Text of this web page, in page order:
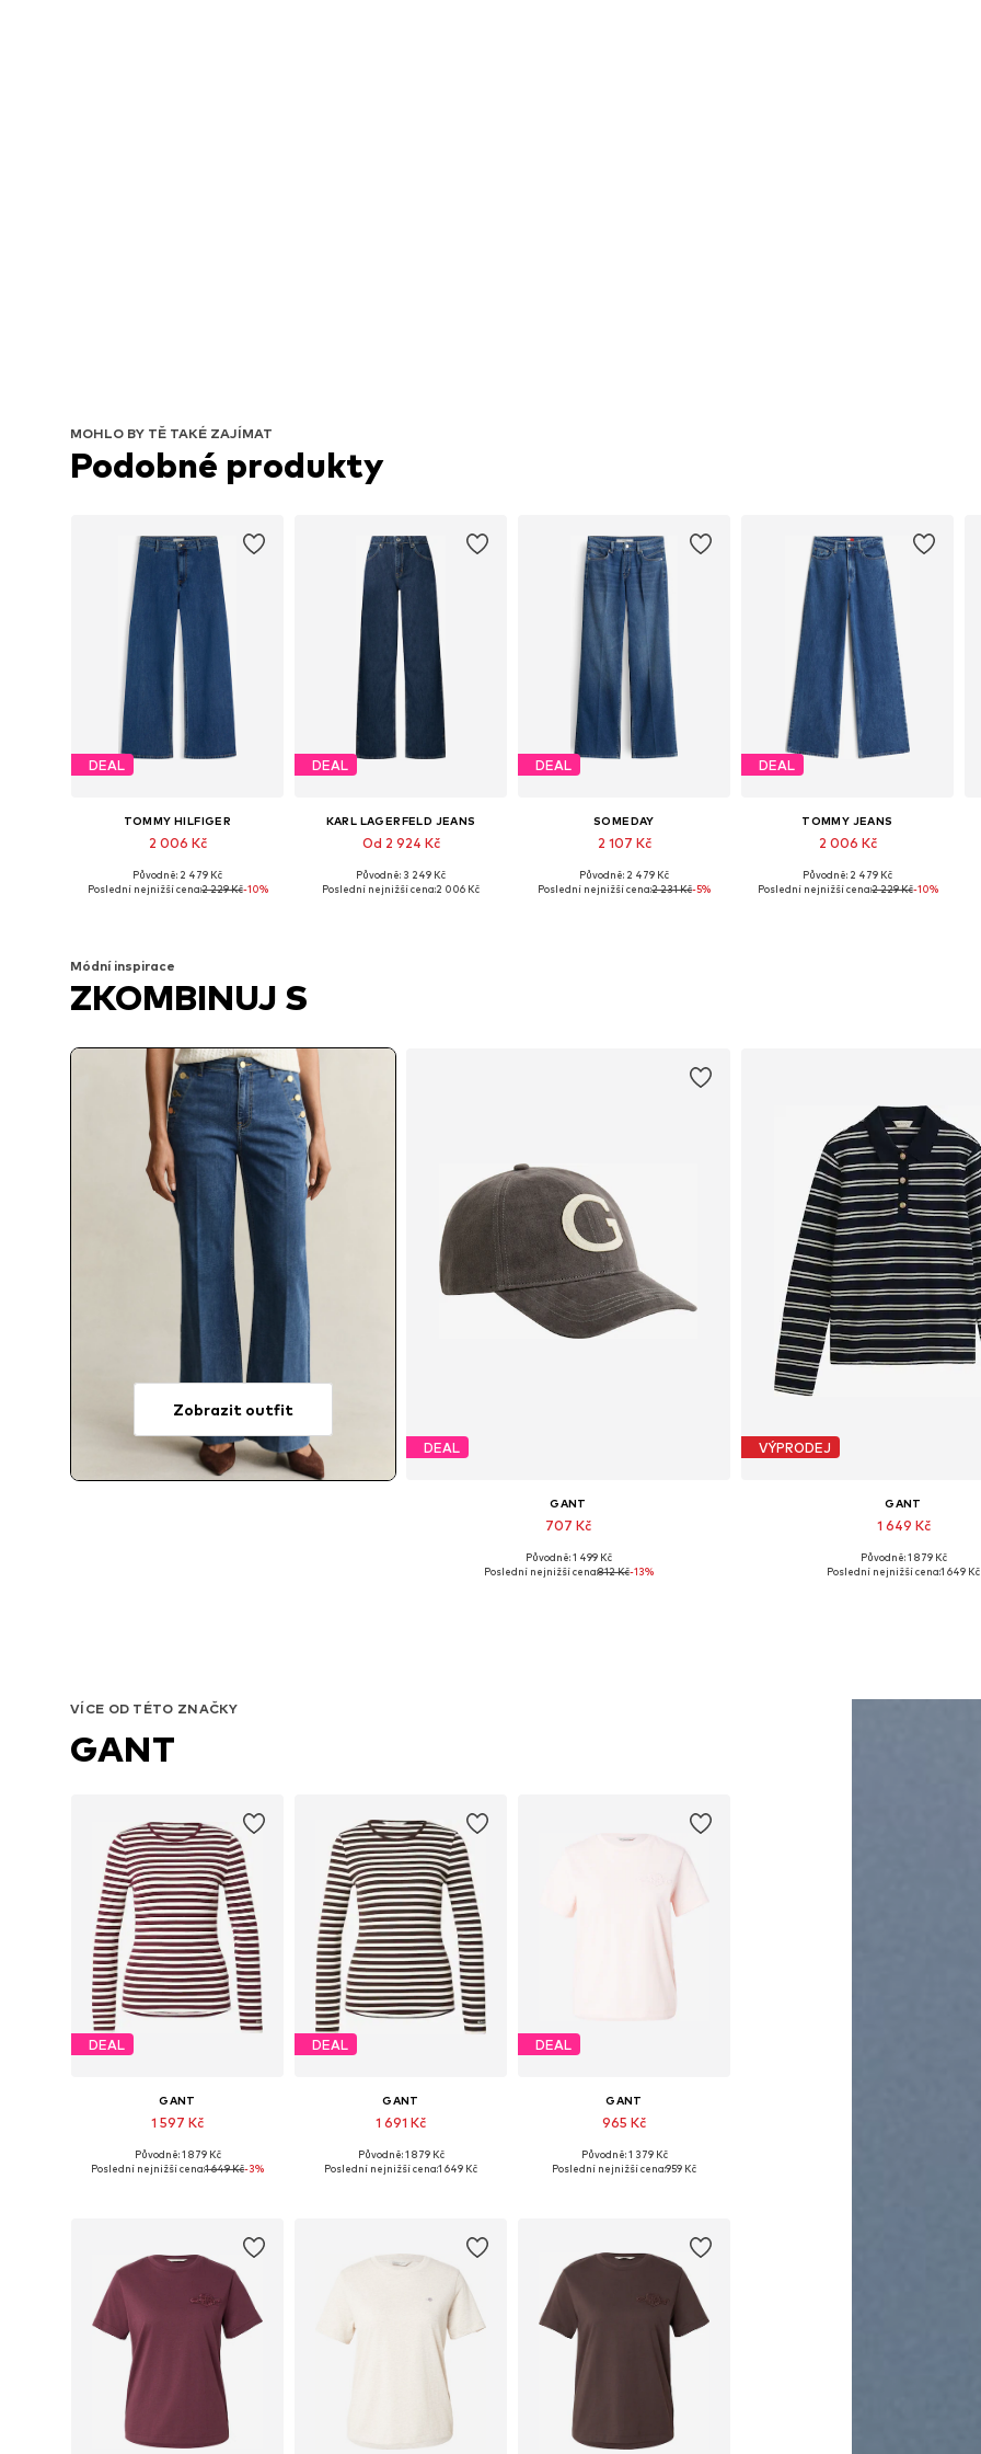
MOHLO BY TĚ TAKÉ ZAJÍMAT
Podobné produkty
DEAL
TOMMY HILFIGER
2 006 Kč
Dostupné v mnoha velikostech
Původně: 2 479 Kč
Poslední nejnižší cena:2 229 Kč-10%
DEAL
KARL LAGERFELD JEANS
Od 2 924 Kč
Dostupné v mnoha velikostech
Původně: 3 249 Kč
Poslední nejnižší cena:2 006 Kč
DEAL
SOMEDAY
2 107 Kč
Dostupné v mnoha velikostech
Původně: 2 479 Kč
Poslední nejnižší cena:2 231 Kč-5%
DEAL
TOMMY JEANS
2 006 Kč
Dostupné v mnoha velikostech
Původně: 2 479 Kč
Poslední nejnižší cena:2 229 Kč-10%
Módní inspirace
ZKOMBINUJ S
Zobrazit outfit
DEAL
GANT
707 Kč
Dostupné velikosti: 55-60
Původně: 1 499 Kč
Poslední nejnižší cena:812 Kč-13%
VÝPRODEJ
GANT
1 649 Kč
Dostupné velikosti: XS, S, M,
Původně: 1 879 Kč
Poslední nejnižší cena:1 649 Kč
VÍCE OD TÉTO ZNAČKY
GANT
DEAL
GANT
1 597 Kč
Původně: 1 879 Kč
Poslední nejnižší cena:1 649 Kč-3%
DEAL
GANT
1 691 Kč
Původně: 1 879 Kč
Poslední nejnižší cena:1 649 Kč
DEAL
GANT
965 Kč
Původně: 1 379 Kč
Poslední nejnižší cena:959 Kč